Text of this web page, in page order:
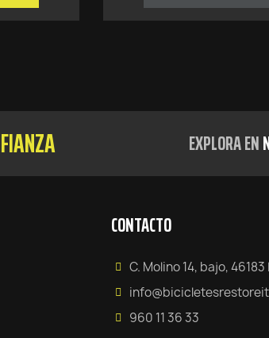
EXPLORA EN
CONTACTO
C. Molino 14, bajo,
960 11 36 33